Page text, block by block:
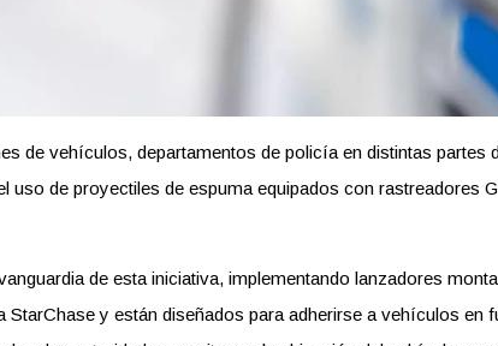
de vehículos, departamentos de policía en distintas
de proyectiles de espuma equipados con rastreadores
de esta iniciativa, implementando lanzadores
y están diseñados para adherirse a vehículos